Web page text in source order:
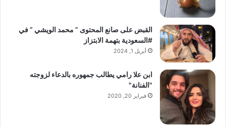
القبض على صانع المحتوى ” محمد الويشي ” في
#السعودية بتهمة الابتزاز
أبريل 1, 2024
ابن علا رامي يطالب جمهوره بالدعاء لزوجته
"الفنانة"
فبراير 20, 2020